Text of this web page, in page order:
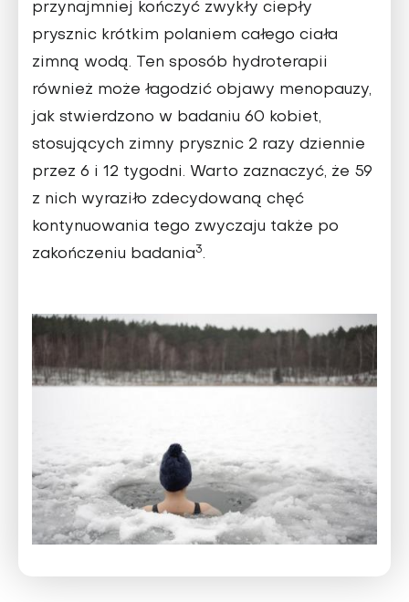
przynajmniej kończyć zwykły ciepły
prysznic krótkim polaniem całego ciała
zimną wodą. Ten sposób hydroterapii
również może łagodzić objawy menopauzy,
jak stwierdzono w badaniu 60 kobiet,
stosujących zimny prysznic 2 razy dziennie
przez 6 i 12 tygodni. Warto zaznaczyć, że 59
z nich wyraziło zdecydowaną chęć
kontynuowania tego zwyczaju także po
zakończeniu badania3.